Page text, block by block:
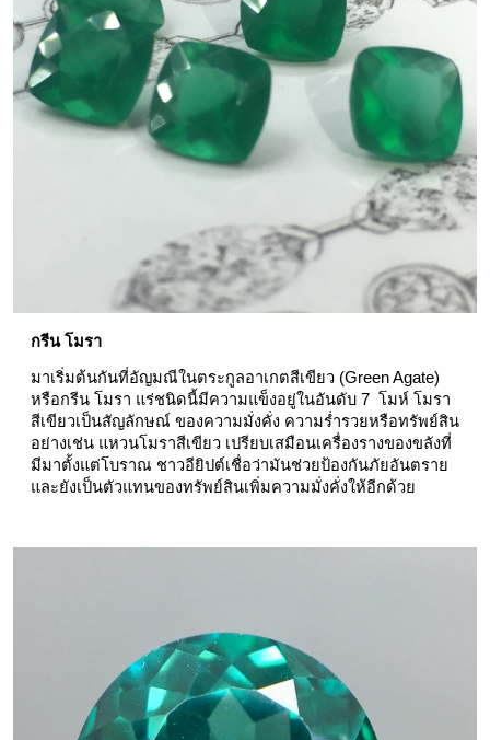
กรีน โมรา
มาเริ่มต้นกันที่อัญมณีในตระกูลอาเกตสีเขียว (Green Agate)
หรือกรีน โมรา แร่ชนิดนี้มีความแข็งอยู่ในอันดับ 7  โมห์ โมรา
สีเขียวเป็นสัญลักษณ์ ของความมั่งคั่ง ความร่ำรวยหรือทรัพย์สิน
อย่างเช่น แหวนโมราสีเขียว เปรียบเสมือนเครื่องรางของขลังที่
มีมาตั้งแต่โบราณ ชาวอียิปต์เชื่อว่ามันช่วยป้องกันภัยอันตราย
และยังเป็นตัวแทนของทรัพย์สินเพิ่มความมั่งคั่งให้อีกด้วย